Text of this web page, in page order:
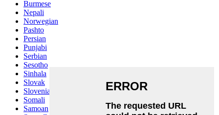
Burmese
Nepali
Norwegian
Pashto
Persian
Punjabi
Serbian
Sesotho
Sinhala
Slovak
Slovenian
Somali
Samoan